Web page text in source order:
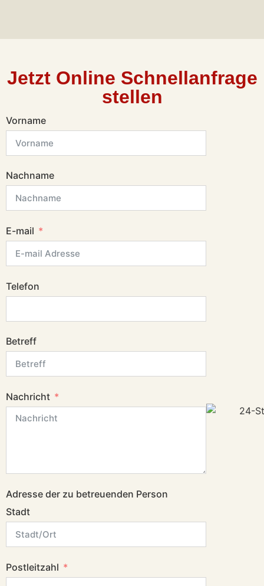
Jetzt Online Schnellanfrage
stellen
Vorname
Nachname
E-mail
Telefon
Betreff
Nachricht
Adresse der zu betreuenden Person
Stadt
Postleitzahl